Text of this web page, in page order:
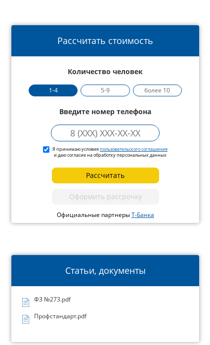
Рассчитать стоимость
Количество человек
1-4 5-9 более 10
Введите номер телефона
Я принимаю условияпользовательского соглашения
и даю согласие на обработку персональных данных
Рассчитать
Оформить рассрочку
Официальные партнерыТ-Банка
Статьи, документы
ФЗ №273.pdf
Профстандарт.pdf